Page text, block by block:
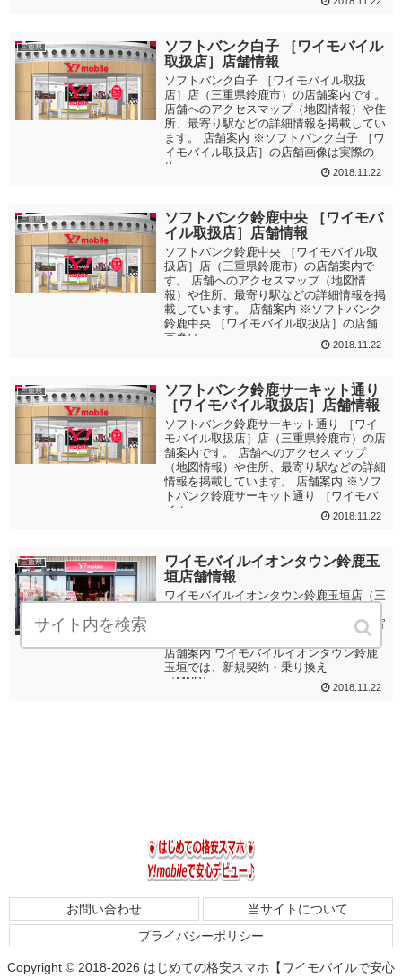
三重県
ソフトバンク白子 ［ワイモバイル
取扱店］店舗情報
ソフトバンク白子 ［ワイモバイル取扱
店］店（三重県鈴鹿市）の店舗案内です。
店舗へのアクセスマップ（地図情報）や住
所、最寄り駅などの詳細情報を掲載してい
ます。 店舗案内 ※ソフトバンク白子 ［ワ
イモバイル取扱店］の店舗画像は実際の
店...
2018.11.22
三重県
ソフトバンク鈴鹿中央 ［ワイモバ
イル取扱店］店舗情報
ソフトバンク鈴鹿中央 ［ワイモバイル取
扱店］店（三重県鈴鹿市）の店舗案内で
す。 店舗へのアクセスマップ（地図情
報）や住所、最寄り駅などの詳細情報を掲
載しています。 店舗案内 ※ソフトバンク
鈴鹿中央 ［ワイモバイル取扱店］の店舗
画像は...
2018.11.22
三重県
ソフトバンク鈴鹿サーキット通り
［ワイモバイル取扱店］店舗情報
ソフトバンク鈴鹿サーキット通り ［ワイ
モバイル取扱店］店（三重県鈴鹿市）の店
舗案内です。 店舗へのアクセスマップ
（地図情報）や住所、最寄り駅などの詳細
情報を掲載しています。 店舗案内 ※ソフ
トバンク鈴鹿サーキット通り ［ワイモバ
イル...
2018.11.22
三重県
ワイモバイルイオンタウン鈴鹿玉
垣店舗情報
ワイモバイルイオンタウン鈴鹿玉垣店（三
アクセスマップ（地図情報）や住所、最寄
り駅などの詳細情報を掲載しています。
店舗案内 ワイモバイルイオンタウン鈴鹿
玉垣では、新規契約・乗り換え
（MNP）・...
2018.11.22
お問い合わせ
当サイトについて
プライバシーポリシー
Copyright © 2018-2026 はじめての格安スマホ【ワイモバイルで安心